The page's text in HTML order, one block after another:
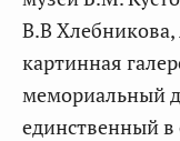
В.В Хлебникова,
картинная
мемориальный
единственный в